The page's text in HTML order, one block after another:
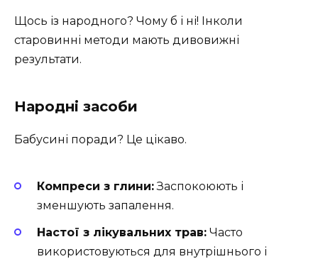
Щось із народного? Чому б і ні! Інколи
старовинні методи мають дивовижні
результати.
Народні засоби
Бабусині поради? Це цікаво.
Компреси з глини:Заспокоюють і
зменшують запалення.
Настої з лікувальних трав: Часто
використовуються для внутрішнього і